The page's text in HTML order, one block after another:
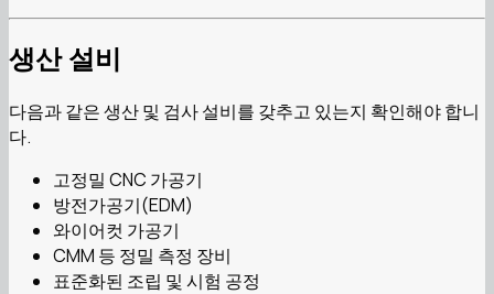
생산 설비
다음과 같은 생산 및 검사 설비를 갖추고 있는지 확인해야 합니
다.
고정밀 CNC 가공기
방전가공기(EDM)
와이어컷 가공기
CMM 등 정밀 측정 장비
표준화된 조립 및 시험 공정